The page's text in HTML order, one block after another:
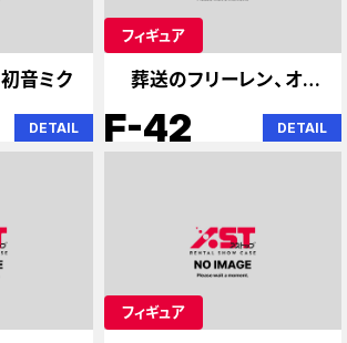
初音ミク
DETAIL
フィギュア
葬送のフリーレン、オー
バーロード
F-42 DETAIL
フィギュア